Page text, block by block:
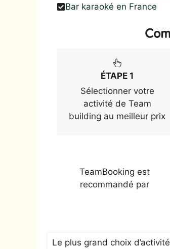
Bar karaoké en France
ÉTAPE 1
Sélectionner votre
activité de Team
building au meilleur prix
TeamBooking est
recommandé par
Le plus grand choix